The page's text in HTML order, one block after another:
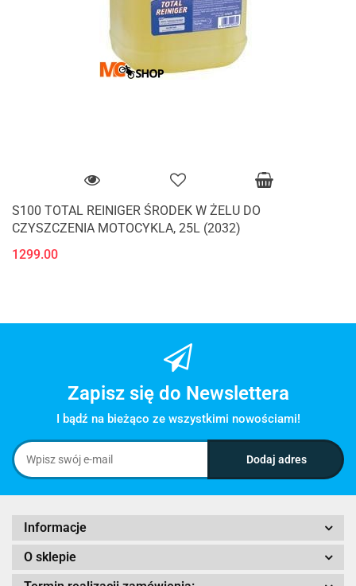
S100 TOTAL REINIGER ŚRODEK W ŻELU DO
CZYSZCZENIA MOTOCYKLA, 25L (2032)
1299.00
Zapisz się do Newslettera
I bądź na bieżąco ze wszystkimi nowościami!
Informacje
O sklepie